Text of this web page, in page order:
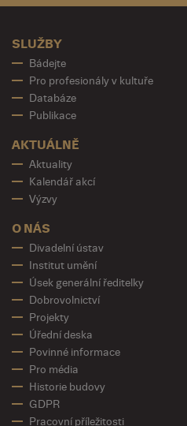
SLUŽBY
Bádejte
Pro profesionály v kultuře
Databáze
Publikace
AKTUÁLNĚ
Aktuality
Kalendář akcí
Výzvy
O NÁS
Divadelní ústav
Institut umění
Úsek generální ředitelky
Dobrovolnictví
Projekty
Úřední deska
Povinné informace
Pro média
Historie budovy
GDPR
Pracovní příležitosti